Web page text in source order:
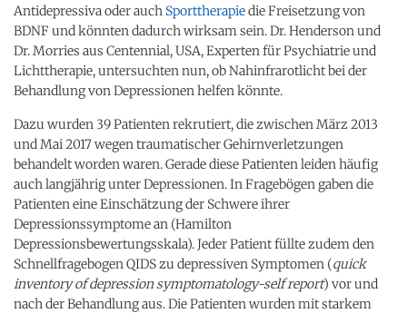
Antidepressiva oder auch Sporttherapiedie Freisetzung von
BDNF und könnten dadurch wirksam sein. Dr. Henderson und
Dr. Morries aus Centennial, USA, Experten für Psychiatrie und
Lichttherapie, untersuchten nun, ob Nahinfrarotlicht bei der
Behandlung von Depressionen helfen könnte.
Dazu wurden 39 Patienten rekrutiert, die zwischen März 2013
und Mai 2017 wegen traumatischer Gehirnverletzungen
behandelt worden waren. Gerade diese Patienten leiden häufig
auch langjährig unter Depressionen. In Fragebögen gaben die
Patienten eine Einschätzung der Schwere ihrer
Depressionssymptome an (Hamilton
Depressionsbewertungsskala). Jeder Patient füllte zudem den
Schnellfragebogen QIDS zu depressiven Symptomen (quick
inventory of depression symptomatology-self report) vor und
nach der Behandlung aus. Die Patienten wurden mit starkem